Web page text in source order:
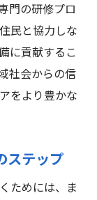
門の研修プロ
民と協力しな
に貢献するこ
社会からの信
をより豊かな
ステップ
ためには、ま